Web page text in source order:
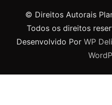
© Direitos Autorais
Todos os direitos
Desenvolvido Por WP